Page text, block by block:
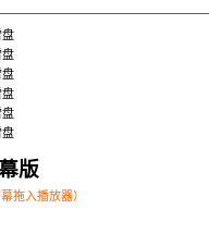
盘
盘
盘
盘
盘
盘
版
拖入播放器）